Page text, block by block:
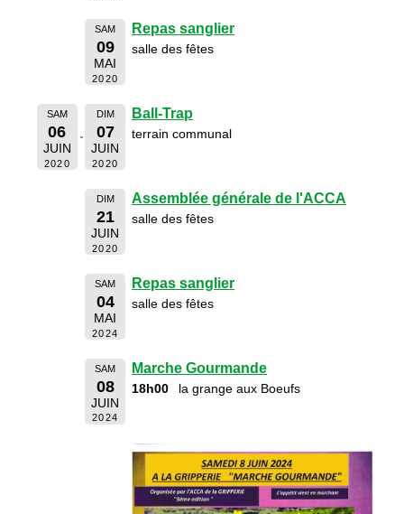
SAM
09
MAI
2020
Repas sanglier
salle des fêtes
SAM
06
JUIN
2020
DIM
07
JUIN
2020
Ball-Trap
terrain communal
DIM
21
JUIN
2020
Assemblée générale de l'ACCA
salle des fêtes
SAM
04
MAI
2024
Repas sanglier
salle des fêtes
SAM
08
JUIN
2024
Marche Gourmande
18h00 la grange aux Boeufs